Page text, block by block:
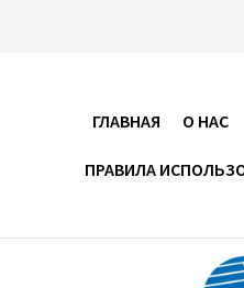
Хикмет Гаджиев
годовщиной
В минобороны
военных атташе в
ГЛАВНАЯ О НАС
ПРАВИЛА